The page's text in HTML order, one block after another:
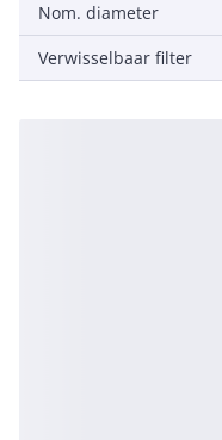
Nom. diameter
Verwisselbaar filter